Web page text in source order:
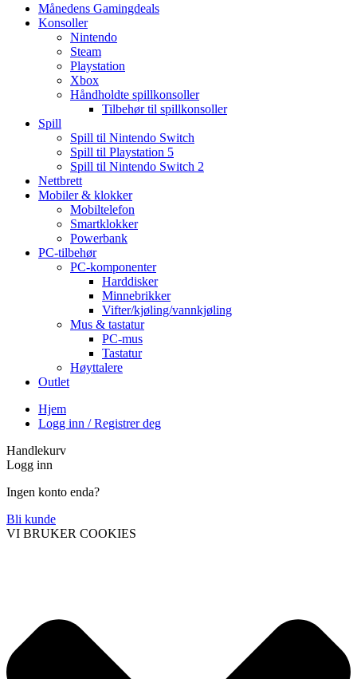
Månedens Gamingdeals
Konsoller
Nintendo
Steam
Playstation
Xbox
Håndholdte spillkonsoller
Tilbehør til spillkonsoller
Spill
Spill til Nintendo Switch
Spill til Playstation 5
Spill til Nintendo Switch 2
Nettbrett
Mobiler & klokker
Mobiltelefon
Smartklokker
Powerbank
PC-tilbehør
PC-komponenter
Harddisker
Minnebrikker
Vifter/kjøling/vannkjøling
Mus & tastatur
PC-mus
Tastatur
Høyttalere
Outlet
Hjem
Logg inn / Registrer deg
Handlekurv
Logg inn
Ingen konto enda?
Bli kunde
VI BRUKER COOKIES